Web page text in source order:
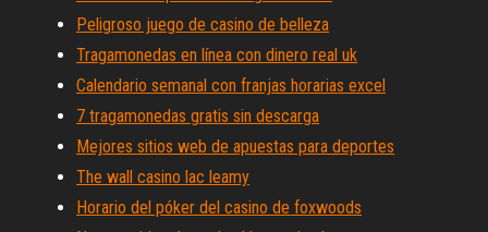
Peligroso juego de casino de belleza
Tragamonedas en línea con dinero real uk
Calendario semanal con franjas horarias excel
7 tragamonedas gratis sin descarga
Mejores sitios web de apuestas para deportes
The wall casino lac leamy
Horario del póker del casino de foxwoods